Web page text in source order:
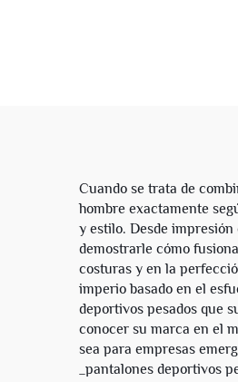
Cuando se trata de
hombre exactamente
y estilo. Desde
demostrarle cómo
costuras y en la
imperio basado en el
deportivos pesados que
conocer su marca en el
sea para empresas
_pantalones deportivos